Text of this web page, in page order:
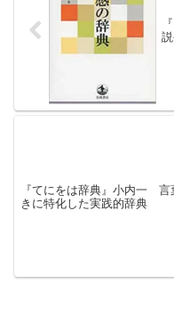
『てにをは辞典』小内一 言
きに特化した実践的辞典